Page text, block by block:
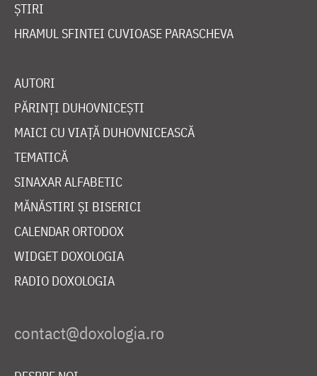
ȘTIRI
HRAMUL SFINTEI CUVIOASE PARASCHEVA
AUTORI
PĂRINȚI DUHOVNICEȘTI
MAICI CU VIAȚĂ DUHOVNICEASCĂ
TEMATICĂ
SINAXAR ALFABETIC
MĂNĂSTIRI ȘI BISERICI
CALENDAR ORTODOX
WIDGET DOXOLOGIA
RADIO DOXOLOGIA